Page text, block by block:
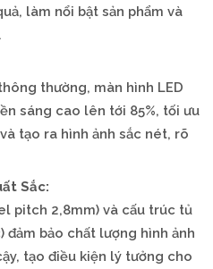
làm nổi bật sản phẩm và
thường, màn hình LED
sáng cao lên tới 85%, tối ưu
tạo ra hình ảnh sắc nét, rõ
Sắc:
pitch 2,8mm) và cấu trúc tủ
đảm bảo chất lượng hình ảnh
tạo điều kiện lý tưởng cho